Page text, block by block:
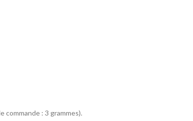
: 3 grammes).